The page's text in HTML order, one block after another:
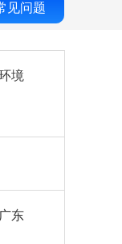
见问题
境
广东